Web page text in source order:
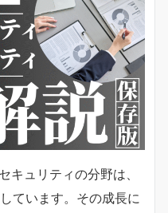
キュリティの分野は、
ています。その成長に